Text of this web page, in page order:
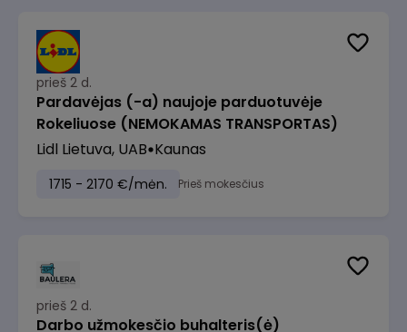
prieš 2 d.
Pardavėjas (-a) naujoje parduotuvėje
Rokeliuose (NEMOKAMAS TRANSPORTAS)
Lidl Lietuva, UAB Kaunas
1715 - 2170 €/mėn. Prieš mokesčius
prieš 2 d.
Darbo užmokesčio buhalteris(ė)